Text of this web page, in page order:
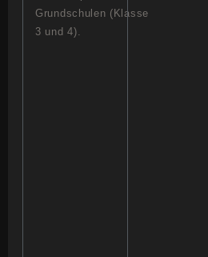
Grundschulen (Klasse
3 und 4).